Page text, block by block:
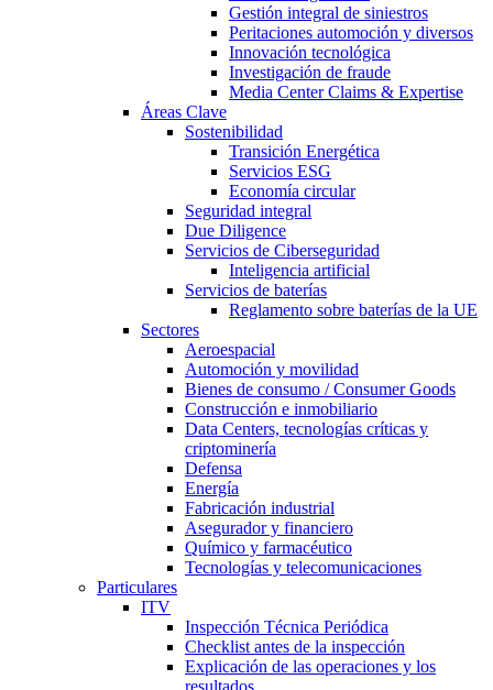
Gestión integral de siniestros
Peritaciones automoción y diversos
Innovación tecnológica
Investigación de fraude
Media Center Claims & Expertise
Áreas Clave
Sostenibilidad
Transición Energética
Servicios ESG
Economía circular
Seguridad integral
Due Diligence
Servicios de Ciberseguridad
Inteligencia artificial
Servicios de baterías
Reglamento sobre baterías de la UE
Sectores
Aeroespacial
Automoción y movilidad
Bienes de consumo / Consumer Goods
Construcción e inmobiliario
Data Centers, tecnologías críticas y
criptominería
Defensa
Energía
Fabricación industrial
Asegurador y financiero
Químico y farmacéutico
Tecnologías y telecomunicaciones
Particulares
ITV
Inspección Técnica Periódica
Checklist antes de la inspección
Explicación de las operaciones y los